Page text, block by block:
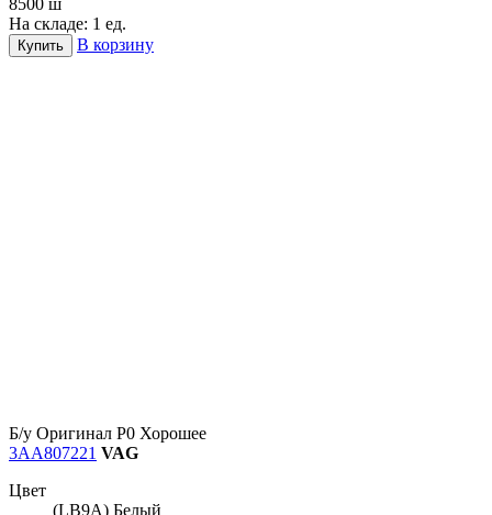
На складе: 1 ед.
Купить В корзину
Б/у Оригинал Р0 Хорошее
3AA807221 VAG
Цвет
(LB9A) Белый